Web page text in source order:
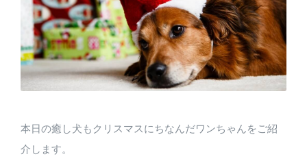
本日の癒し犬もクリスマスにちなんだワンちゃんをご紹
介します。